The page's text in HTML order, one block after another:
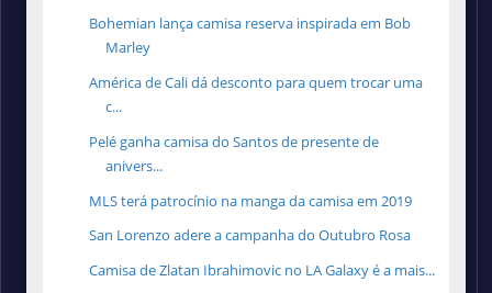
Bohemian lança camisa reserva inspirada em Bob
Marley
América de Cali dá desconto para quem trocar uma
c...
Pelé ganha camisa do Santos de presente de
anivers...
MLS terá patrocínio na manga da camisa em 2019
San Lorenzo adere a campanha do Outubro Rosa
Camisa de Zlatan Ibrahimovic no LA Galaxy é a mais...